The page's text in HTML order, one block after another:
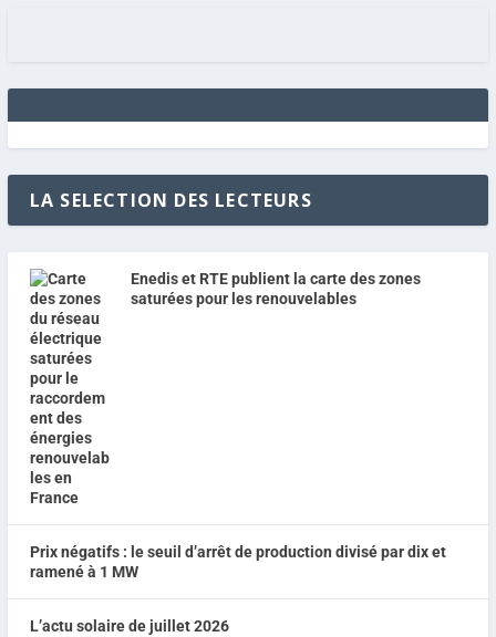
LA SELECTION DES LECTEURS
Enedis et RTE publient la carte des zones
saturées pour les renouvelables
Prix négatifs : le seuil d’arrêt de production divisé par dix et
ramené à 1 MW
L’actu solaire de juillet 2026